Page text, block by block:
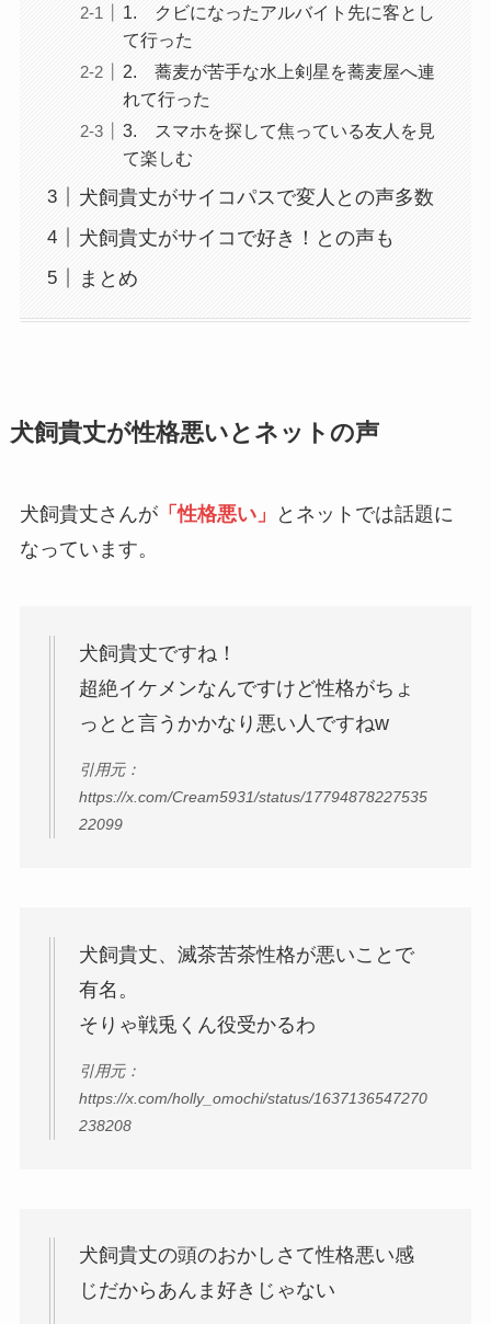
1. クビになったアルバイト先に客とし
て行った
2. 蕎麦が苦手な水上剣星を蕎麦屋へ連
れて行った
3. スマホを探して焦っている友人を見
て楽しむ
犬飼貴丈がサイコパスで変人との声多数
犬飼貴丈がサイコで好き！との声も
まとめ
犬飼貴丈が性格悪いとネットの声
犬飼貴丈さんが「性格悪い」
とネットでは話題に
なっています。
犬飼貴丈ですね！
超絶イケメンなんですけど性格がちょ
っとと言うかかなり悪い人ですねw
引用元：
https://x.com/Cream5931/status/17794878227535
22099
犬飼貴丈、滅茶苦茶性格が悪いことで
有名。
そりゃ戦兎くん役受かるわ
引用元：
https://x.com/holly_omochi/status/1637136547270
238208
犬飼貴丈の頭のおかしさて性格悪い感
じだからあんま好きじゃない